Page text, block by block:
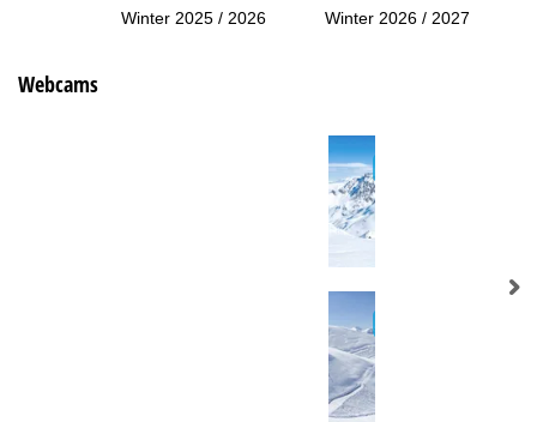
Winter 2025 / 2026 Winter 2026 / 2027
Webcams